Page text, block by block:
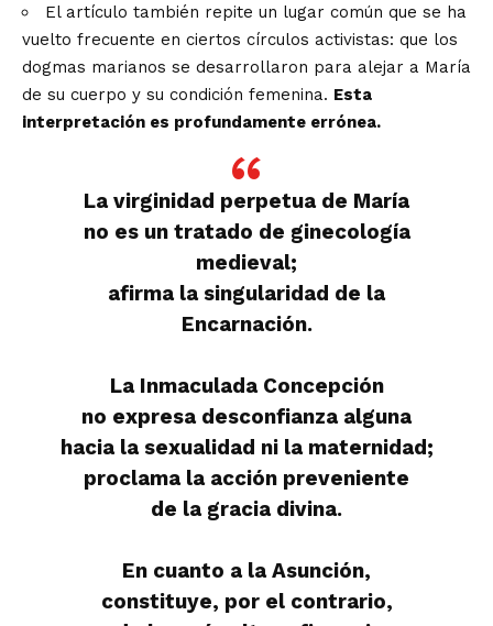
El artículo también repite un lugar común que se ha
vuelto frecuente en ciertos círculos activistas: que los
dogmas marianos se desarrollaron para alejar a María
de su cuerpo y su condición femenina. Esta
interpretación es profundamente errónea.
La virginidad perpetua de María
no es un tratado de ginecología
medieval;
afirma la singularidad de la
Encarnación.
La Inmaculada Concepción
no expresa desconfianza alguna
hacia la sexualidad ni la maternidad;
proclama la acción preveniente
de la gracia divina.
En cuanto a la Asunción,
constituye, por el contrario,